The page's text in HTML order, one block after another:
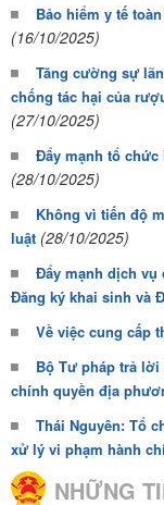
Bảo hiểm y tế
(16/10/2025)
Tăng cường sự
chống tác hại của
(27/10/2025)
Đẩy mạnh tổ chức
(28/10/2025)
Không vì tiến độ
luật (28/10/2025)
Đẩy mạnh dịch vụ
Đăng ký khai sinh và
Về việc cung cấp
Bộ Tư pháp trả
chính quyền địa
Thái Nguyên: Tổ
xử lý vi phạm hành
NHỮNG